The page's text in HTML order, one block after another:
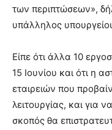
των περιπτώσεων»,
υπάλληλος
Είπε ότι άλλα 10
15 Ιουνίου και ότι η
εταιρειών που
λειτουργίας, και για
σκοπός θα